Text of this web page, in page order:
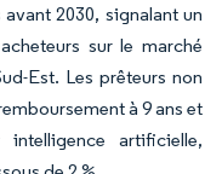
2030, signalant un
sur le marché
Est. Les prêteurs non
à 9 ans et
artificielle,